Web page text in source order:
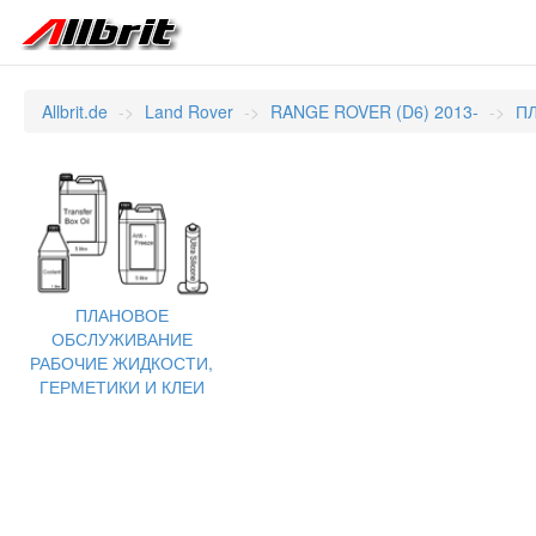
Allbrit.de Land Rover RANGE ROVER (D6) 2013-
ПЛАНОВОЕ
ОБСЛУЖИВАНИЕ
РАБОЧИЕ ЖИДКОСТИ,
ГЕРМЕТИКИ И КЛЕИ